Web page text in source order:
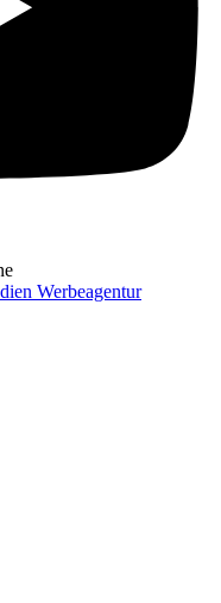
Werbeagentur